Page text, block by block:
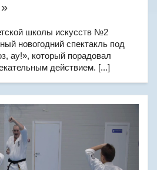
школы искусств №2
новогодний спектакль под
ау!», который порадовал
действием. [...]